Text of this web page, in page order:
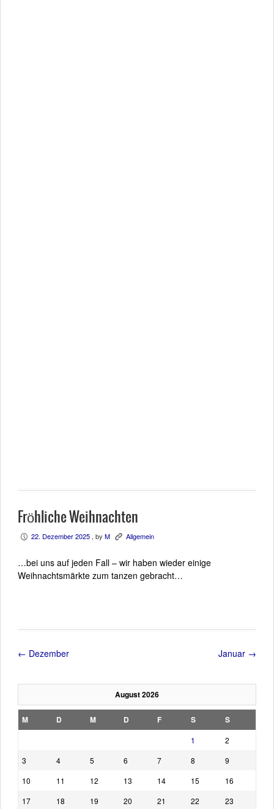
Fröhliche Weihnachten
P 22. Dezember 2025 , by M K Allgemein
…bei uns auf jeden Fall – wir haben wieder einige
Weihnachtsmärkte zum tanzen gebracht…
← Dezember Januar →
August 2026
M D M D F S S
1
2
3
4 5 6 7 8
9
10
11 12 13 14 15
16
17
18 19 20 21 22 23